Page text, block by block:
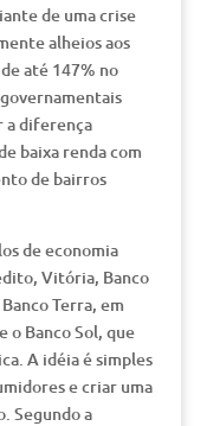
de uma crise
alheios aos
até 147% no
a diferença
baixa renda com
de bairros
de economia
Vitória, Banco
Terra, em
o Banco Sol, que
A idéia é simples
e criar uma
Segundo a